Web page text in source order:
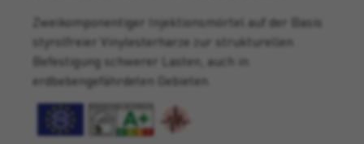
Zweikomponentiger Injektionsmörtel auf der Basis
styrolfreier Vinylesterharze zur strukturellen
Befestigung schwerer Lasten, auch in
erdbebengefährdeten Gebieten.